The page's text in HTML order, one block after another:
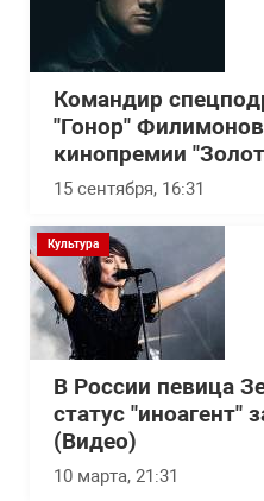
Командир
"Гонор"
кинопремии
15 сентября, 16:31
Культура
В России певица
статус "иноагент"
(Видео)
10 марта, 21:31